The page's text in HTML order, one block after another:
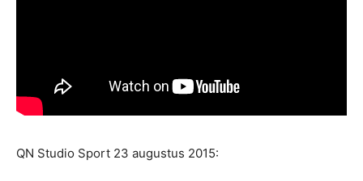
QN Studio Sport 23 augustus 2015: